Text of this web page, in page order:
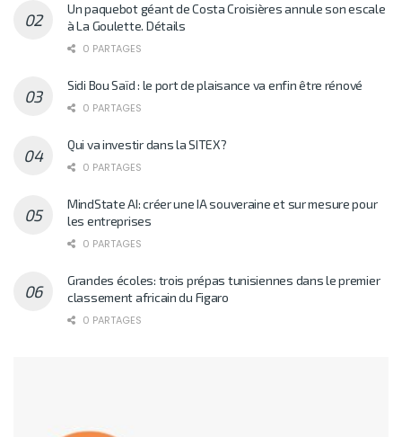
Un paquebot géant de Costa Croisières annule son escale
à La Goulette. Détails
0 PARTAGES
Sidi Bou Saïd : le port de plaisance va enfin être rénové
0 PARTAGES
Qui va investir dans la SITEX?
0 PARTAGES
MindState AI: créer une IA souveraine et sur mesure pour
les entreprises
0 PARTAGES
Grandes écoles: trois prépas tunisiennes dans le premier
classement africain du Figaro
0 PARTAGES